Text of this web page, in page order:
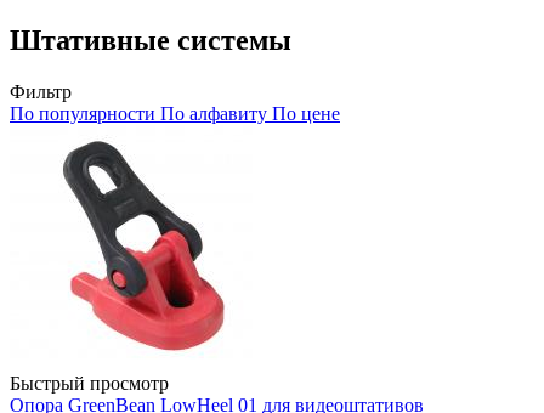
Штативные системы
Фильтр
По популярности По алфавиту По цене
Быстрый просмотр
Опора GreenBean LowHeel 01 для видеоштативов